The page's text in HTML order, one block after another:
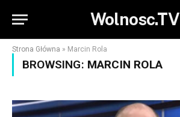
Wolnosc.TV
Strona Główna » Marcin Rola
BROWSING: MARCIN ROLA